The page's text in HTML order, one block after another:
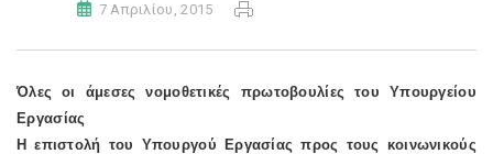
7 Απριλίου, 2015
Όλες οι άμεσες νομοθετικές πρωτοβουλίες του Υπουργείου
Εργασίας
Η επιστολή του Υπουργού Εργασίας προς τους κοινωνικούς